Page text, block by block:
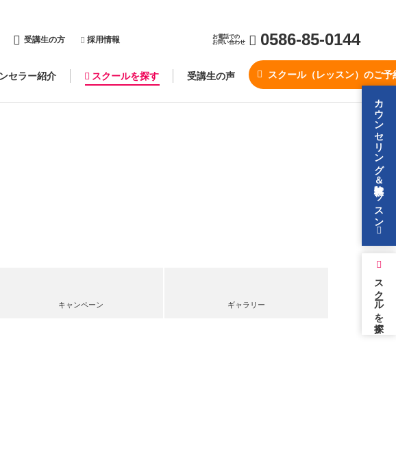
受講生の方 採用情報
お電話での
お問い合わせ
0586-85-0144
セラー紹介 スクールを探す 受講生の声 スクール（レッスン）のご予
カウンセリング＆無料体験レッスン
スクールを探す
キャンペーン ギャラリー